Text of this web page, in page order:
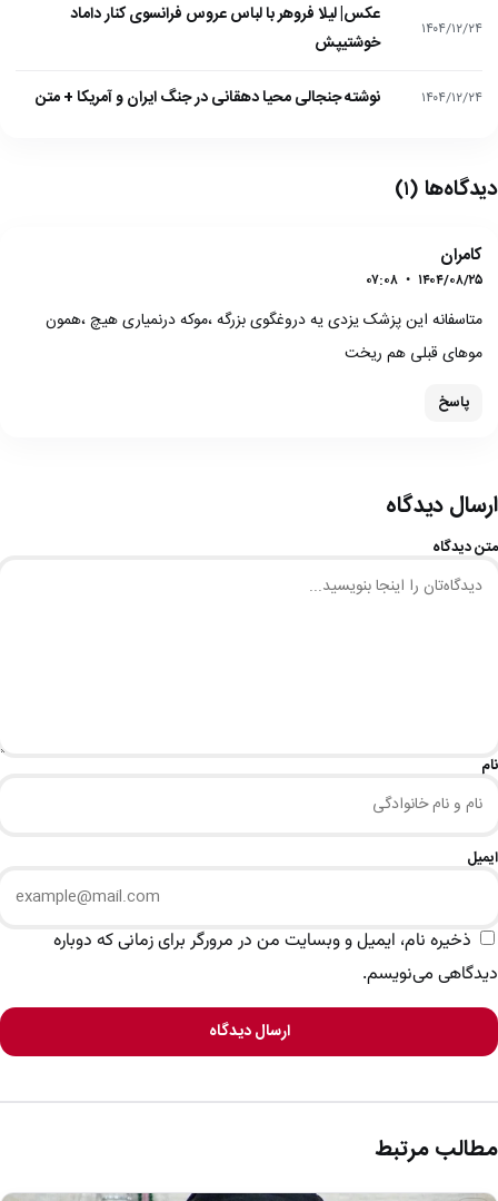
۱۴۰۴/۱۲/۲۴
عکس| لیلا فروهر با لباس عروس فرانسوی کنار داماد
خوشتیپش
۱۴۰۴/۱۲/۲۴ نوشته جنجالی محیا دهقانی در جنگ ایران و آمریکا + متن
دیدگاه‌ها (۱)
کامران
۱۴۰۴/۰۸/۲۵ •
متاسفانه این پزشک یزدی یه دروغگوی بزرگه ،موکه درنمیاری هیچ ،همون
موهای قبلی هم ریخت
پاسخ
ارسال دیدگاه
متن دیدگاه
نام
ایمیل
ذخیره نام، ایمیل و وبسایت من در مرورگر برای زمانی که دوباره
دیدگاهی می‌نویسم.
ارسال دیدگاه
مطالب مرتبط